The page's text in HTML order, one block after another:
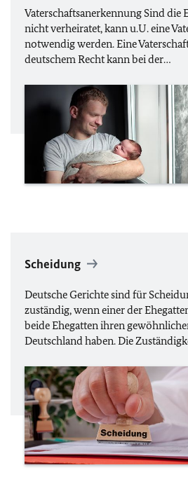
Vaterschaftsanerkennung Sind die
nicht verheiratet, kannu.U.eine
notwendig werden. Eine
deutschem Recht kann bei der…
Scheidung
Deutsche Gerichte sind für
zuständig, wenn einer der
beide Ehegatten ihren
Deutschland haben. Die